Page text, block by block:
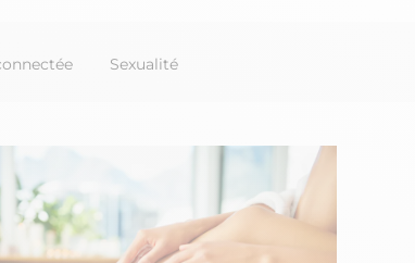
Sexualité